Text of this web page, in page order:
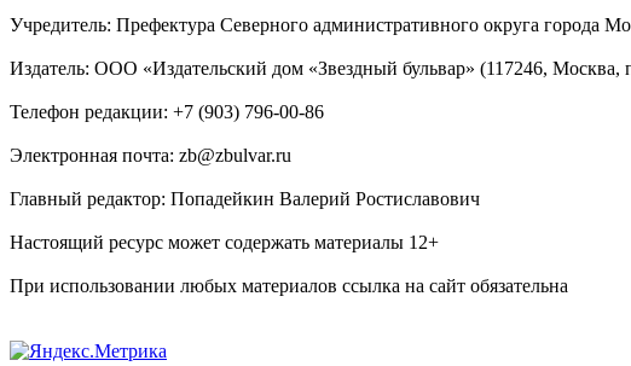
Учредитель: Префектура Северного административного округа города
Издатель: ООО «Издательский дом «Звездный бульвар» (117246,
Телефон редакции: +7 (903) 796-00-86
Электронная почта: zb@zbulvar.ru
Главный редактор: Попадейкин Валерий Ростиславович
Настоящий ресурс может содержать материалы 12+
При использовании любых материалов ссылка на сайт обязательна